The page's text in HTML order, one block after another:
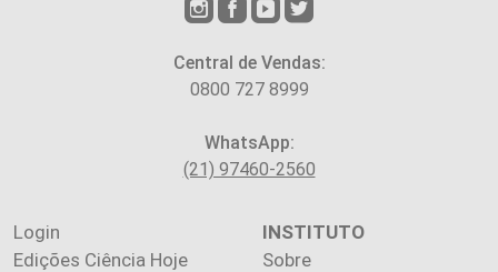
Central de Vendas:
0800 727 8999
WhatsApp:
(21) 97460-2560
Login
Edições Ciência Hoje
INSTITUTO
Sobre